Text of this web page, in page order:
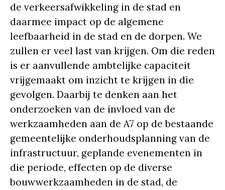
de verkeersafwikkeling in de stad en
daarmee impact op de algemene
leefbaarheid in de stad en de dorpen. We
zullen er veel last van krijgen. Om die reden
is er aanvullende ambtelijke capaciteit
vrijgemaakt om inzicht te krijgen in die
gevolgen. Daarbij te denken aan het
onderzoeken van de invloed van de
werkzaamheden aan de A7 op de bestaande
gemeentelijke onderhoudsplanning van de
infrastructuur, geplande evenementen in
die periode, effecten op de diverse
bouwwerkzaamheden in de stad, de